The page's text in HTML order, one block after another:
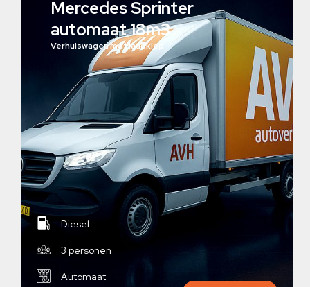
Mercedes Sprinter
automaat 18m3
Verhuiswagen met laadklep
Diesel
3 personen
Automaat